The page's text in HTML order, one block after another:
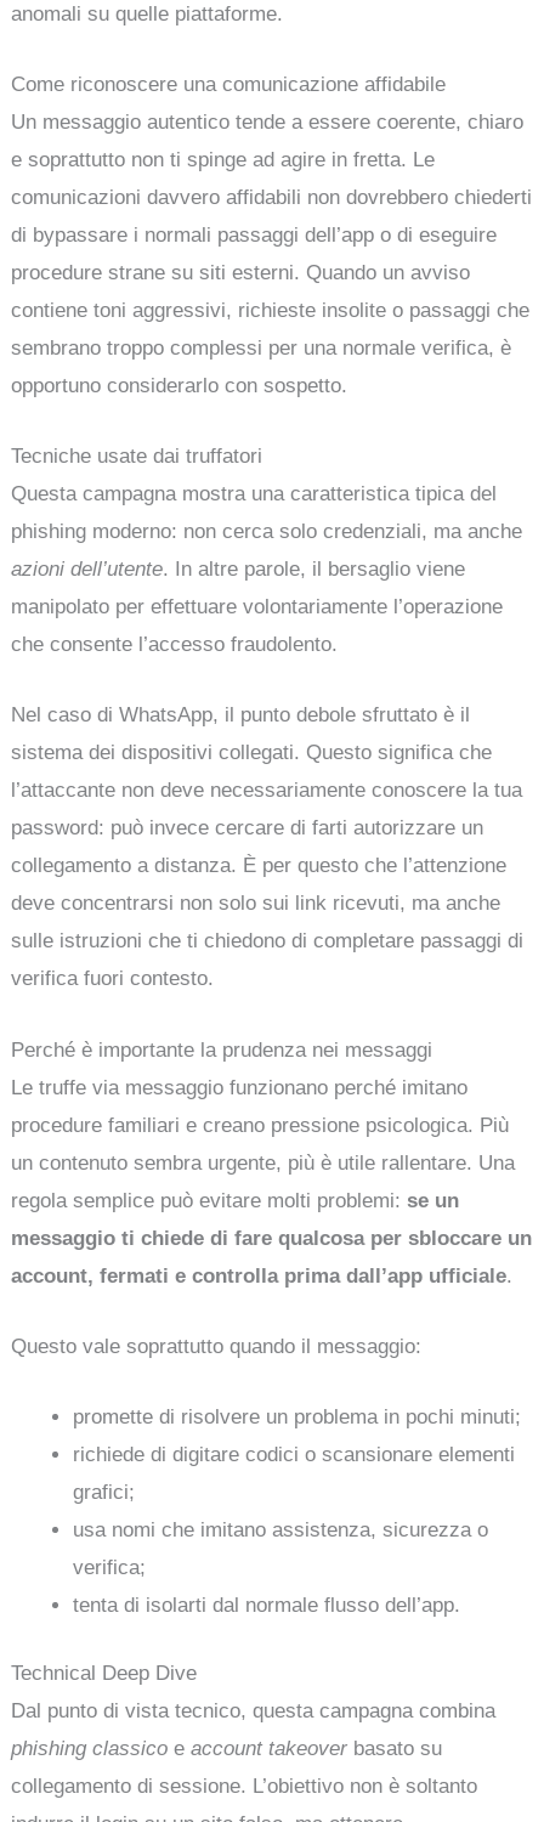
anomali su quelle piattaforme.
Come riconoscere una comunicazione affidabile
Un messaggio autentico tende a essere coerente, chiaro
e soprattutto non ti spinge ad agire in fretta. Le
comunicazioni davvero affidabili non dovrebbero chiederti
di bypassare i normali passaggi dell’app o di eseguire
procedure strane su siti esterni. Quando un avviso
contiene toni aggressivi, richieste insolite o passaggi che
sembrano troppo complessi per una normale verifica, è
opportuno considerarlo con sospetto.
Tecniche usate dai truffatori
Questa campagna mostra una caratteristica tipica del
phishing moderno: non cerca solo credenziali, ma anche
azioni dell’utente. In altre parole, il bersaglio viene
manipolato per effettuare volontariamente l’operazione
che consente l’accesso fraudolento.
Nel caso di WhatsApp, il punto debole sfruttato è il
sistema dei dispositivi collegati. Questo significa che
l’attaccante non deve necessariamente conoscere la tua
password: può invece cercare di farti autorizzare un
collegamento a distanza. È per questo che l’attenzione
deve concentrarsi non solo sui link ricevuti, ma anche
sulle istruzioni che ti chiedono di completare passaggi di
verifica fuori contesto.
Perché è importante la prudenza nei messaggi
Le truffe via messaggio funzionano perché imitano
procedure familiari e creano pressione psicologica. Più
un contenuto sembra urgente, più è utile rallentare. Una
regola semplice può evitare molti problemi:se un
messaggio ti chiede di fare qualcosa per sbloccare un
account, fermati e controlla prima dall’app ufficiale.
Questo vale soprattutto quando il messaggio:
promette di risolvere un problema in pochi minuti;
richiede di digitare codici o scansionare elementi
grafici;
usa nomi che imitano assistenza, sicurezza o
verifica;
tenta di isolarti dal normale flusso dell’app.
Technical Deep Dive
Dal punto di vista tecnico, questa campagna combina
phishing classico eaccount takeover basato su
collegamento di sessione. L’obiettivo non è soltanto